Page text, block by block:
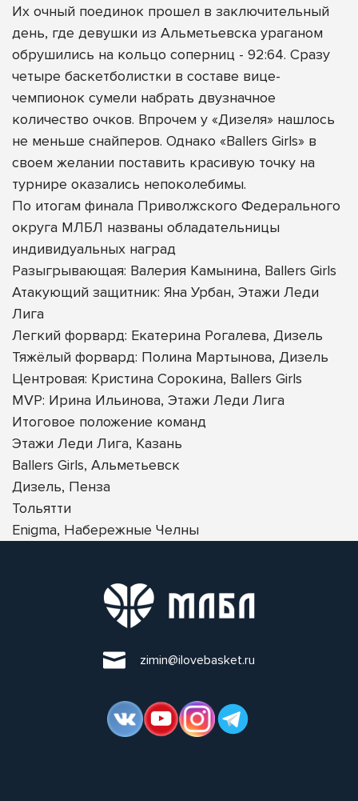
Их очный поединок прошел в заключительный
день, где девушки из Альметьевска ураганом
обрушились на кольцо соперниц - 92:64. Сразу
четыре баскетболистки в составе вице-
чемпионок сумели набрать двузначное
количество очков. Впрочем у «Дизеля» нашлось
не меньше снайперов. Однако «Ballers Girls» в
своем желании поставить красивую точку на
турнире оказались непоколебимы.
По итогам финала Приволжского Федерального
округа МЛБЛ названы обладательницы
индивидуальных наград
Разыгрывающая: Валерия Камынина, Ballers Girls
Атакующий защитник: Яна Урбан, Этажи Леди
Лига
Легкий форвард: Екатерина Рогалева, Дизель
Тяжёлый форвард: Полина Мартынова, Дизель
Центровая: Кристина Сорокина, Ballers Girls
MVP: Ирина Ильинова, Этажи Леди Лига
Итоговое положение команд
Этажи Леди Лига, Казань
Ballers Girls, Альметьевск
Дизель, Пенза
Тольятти
Enigma, Набережные Челны
zimin@ilovebasket.ru